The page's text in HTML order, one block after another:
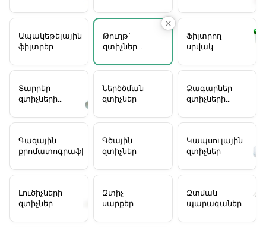
Ապակեթելային
ֆիլտրեր
Թուղթ՝
զտիչների
Ֆիլտրող
սրվակ
Տարրեր
զտիչների
Ներծծման
զտիչներ
Ձագարներ
զտիչների
Գազային
քրոմատոգրաֆիական
Գծային
զտիչներ
Կապսուլային
զտիչներ
Լուծիչների
զտիչներ
Զտիչ
սարքեր
Զտման
պարագաներ